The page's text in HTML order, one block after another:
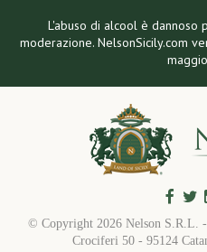
L'abuso di alcool è dannoso
moderazione. NelsonSicily.com
© Copyright 2026 Nelson
Crociferi 50 - 95124